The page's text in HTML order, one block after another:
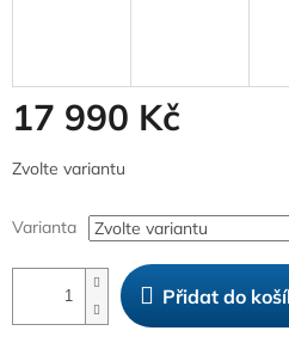
17 990 Kč
Měrná
cena:
Zvolte variantu
Varianta
Přidat do